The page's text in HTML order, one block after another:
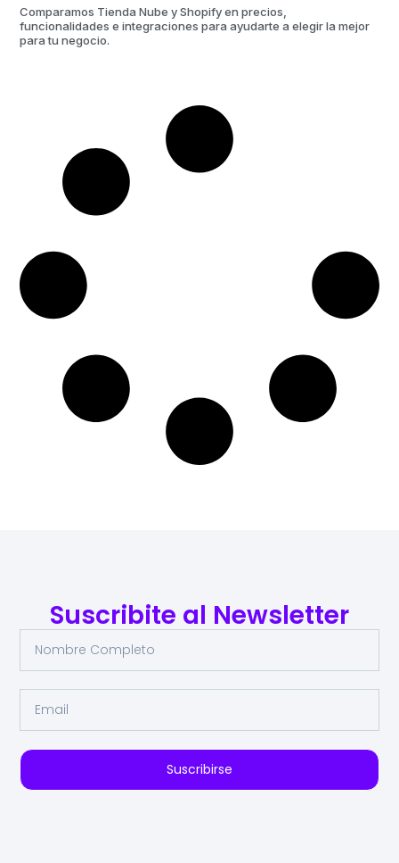
Comparamos Tienda Nube y Shopify en precios,
funcionalidades e integraciones para ayudarte a elegir la mejor
para tu negocio.
Suscribite al Newsletter
Suscribirse